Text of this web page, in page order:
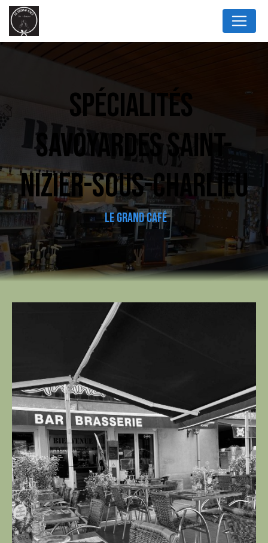
SPÉCIALITÉS
SAVOYARDES SAINT-
NIZIER-SOUS-CHARLIEU
LE GRAND CAFÉ
Panneau de gestion des cookies